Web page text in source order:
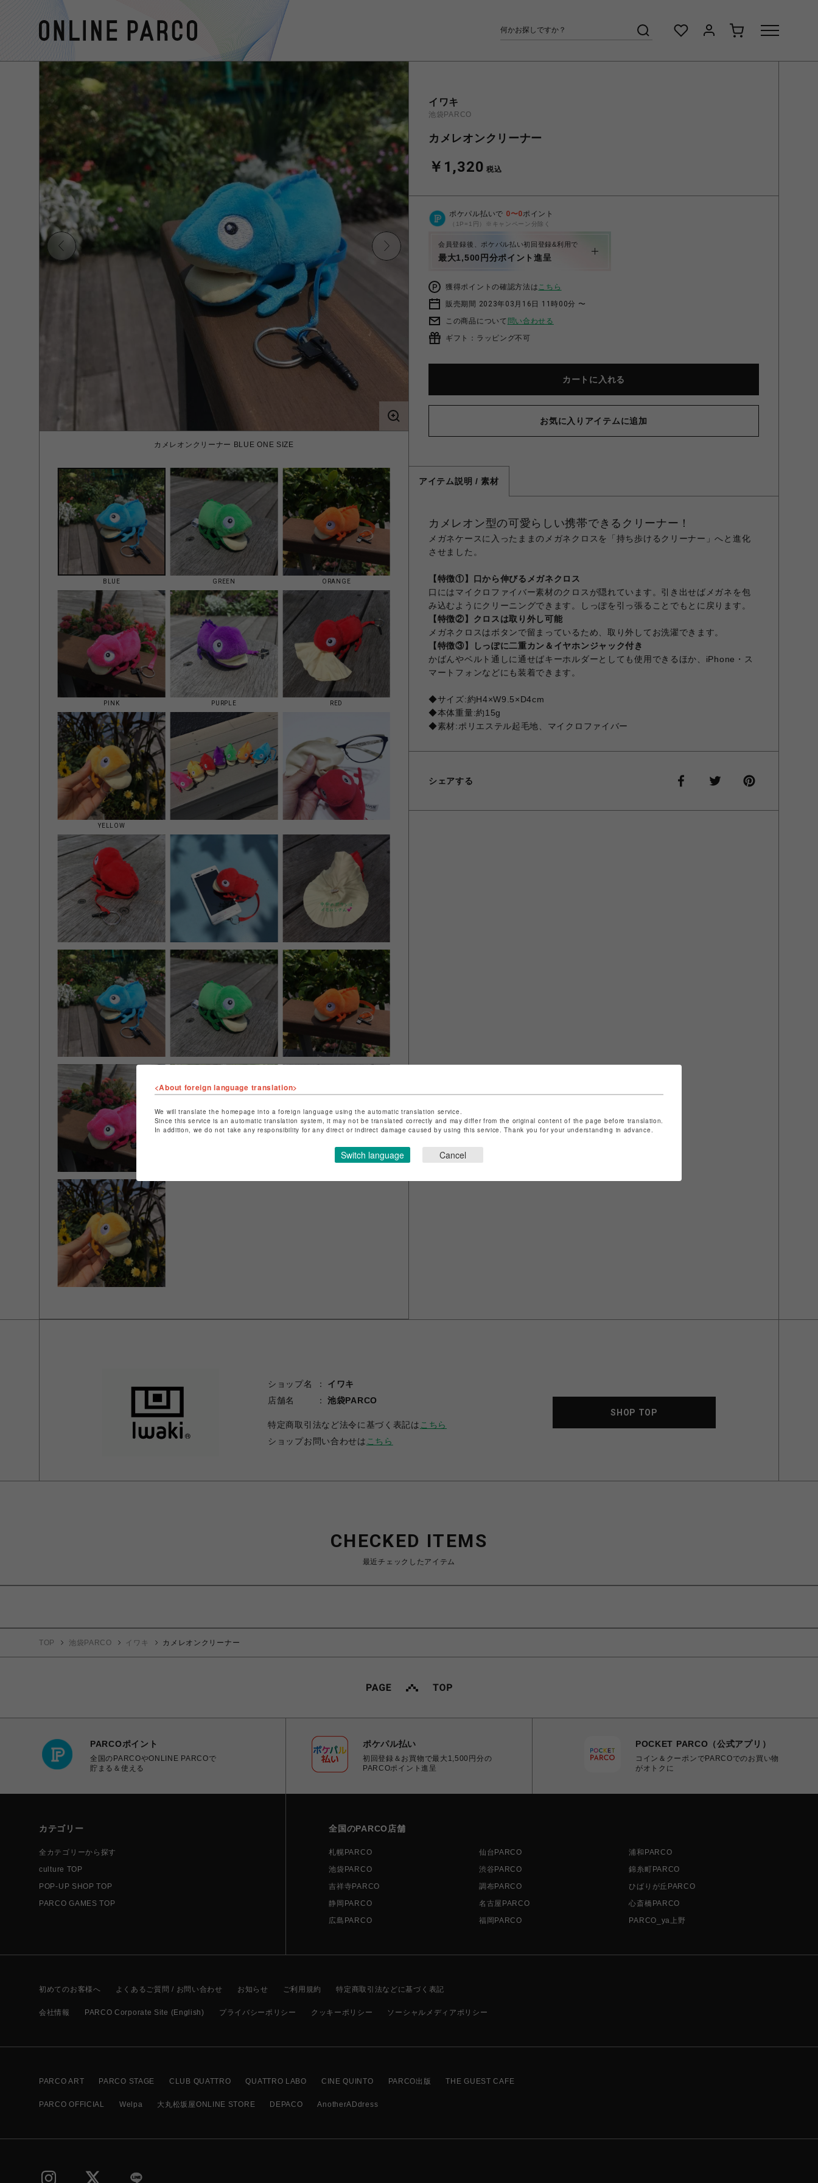
カメレオンクリーナー BLUE ONE SIZE
BLUE GREEN ORANGE
PINK PURPLE RED
YELLOW
イワキ
池袋PARCO
カメレオンクリーナー
￥1,320 税込
ポケパル払いで 0〜0ポイント
（1P=1円）※キャンペーン分除く
会員登録後、ポケパル払い初回登録&利用で
最大1,500円分ポイント進呈
獲得ポイントの確認方法はこちら
販売期間 2023年03月16日 11時00分 〜
この商品について 問い合わせる
ギフト：ラッピング不可
カートに入れる
お気に入りアイテムに追加
アイテム説明 / 素材
カメレオン型の可愛らしい携帯できるクリーナー！
メガネケースに入ったままのメガネクロスを「持ち歩けるクリーナー」へと進化
させました。
【特徴①】口から伸びるメガネクロス
口にはマイクロファイバー素材のクロスが隠れています。引き出せばメガネを包
み込むようにクリーニングできます。しっぽを引っ張ることでもとに戻ります。
【特徴②】クロスは取り外し可能
メガネクロスはボタンで留まっているため、取り外してお洗濯できます。
【特徴③】しっぽに二重カン＆イヤホンジャック付き
かばんやベルト通しに通せばキーホルダーとしても使用できるほか、iPhone・ス
マートフォンなどにも装着できます。
◆サイズ:約H4×W9.5×D4cm
◆本体重量:約15g
◆素材:ポリエステル起毛地、マイクロファイバー
シェアする
ショップ名
イワキ
店舗名
池袋PARCO
特定商取引法など法令に基づく表記は こちら
ショップお問い合わせは こちら
SHOP TOP
CHECKED ITEMS
最近チェックしたアイテム
TOP 池袋PARCO イワキ カメレオンクリーナー
PARCOポイント
全国のPARCOやONLINE PARCOで
貯まる＆使える
ポケパル払い
初回登録＆お買物で最大1,500円分の
PARCOポイント進呈
POCKET PARCO（公式アプリ）
コイン＆クーポンでPARCOでのお買い物
がオトクに
カテゴリー
全カテゴリーから探す
culture TOP
POP-UP SHOP TOP
PARCO GAMES TOP
全国のPARCO店舗
札幌PARCO 仙台PARCO
浦和PARCO
池袋PARCO
渋谷PARCO
錦糸町PARCO
吉祥寺PARCO
調布PARCO
ひばりが丘PARCO
静岡PARCO
名古屋PARCO
心斎橋PARCO
広島PARCO
福岡PARCO PARCO_ya上野
初めてのお客様へ よくあるご質問 / お問い合わせ お知らせ ご利用規約 特定商取引法などに基づく表記
会社情報 PARCO Corporate Site (English) プライバシーポリシー クッキーポリシー ソーシャルメディアポリシー
PARCO ART PARCO STAGE CLUB QUATTRO QUATTRO LABO CINE QUINTO PARCO出版 THE GUEST CAFE
PARCO OFFICIAL Welpa 大丸松坂屋ONLINE STORE DEPACO AnotherADdress
<About foreign language translation>
We will translate the homepage into a foreign language using the automatic translation service.
Since this service is an automatic translation system, it may not be translated correctly and may differ from the original content of the page before translation.
In addition, we do not take any responsibility for any direct or indirect damage caused by using this service. Thank you for your understanding in advance.
Switch language Cancel